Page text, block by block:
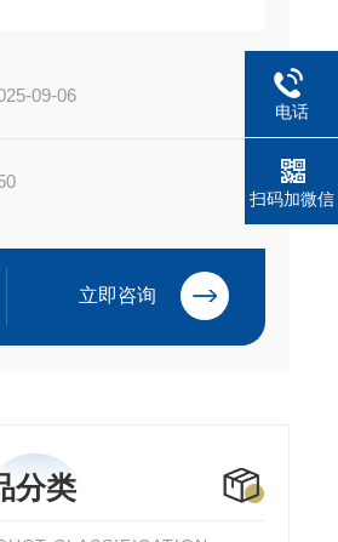
09-06
立即咨询
分类
电话
扫码加微信